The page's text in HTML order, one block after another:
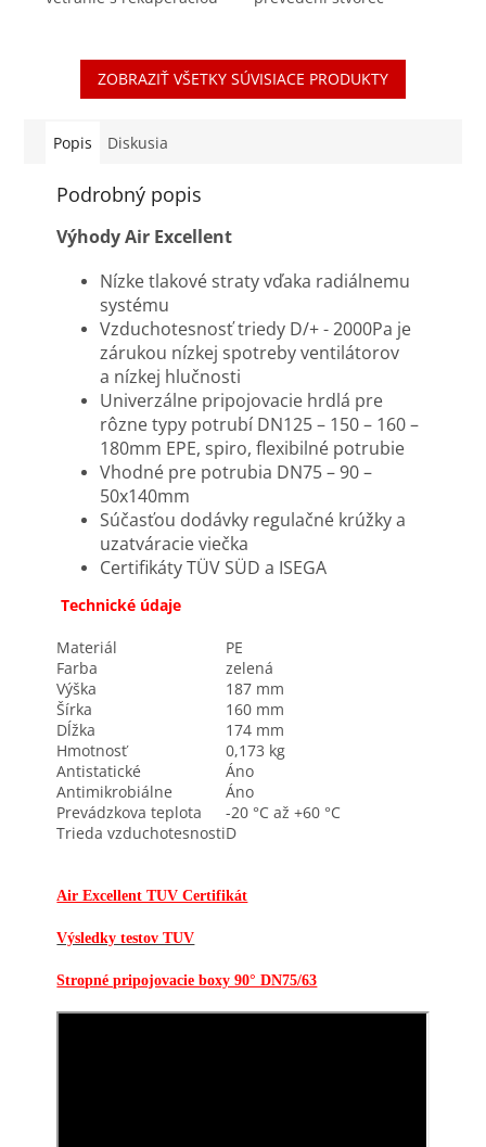
antimikrobiálne potrubie
s vonkajším priemerom...
Jednoduchá montáž do
potrubí DN125mm
osadených v strope alebo
ZOBRAZIŤ VŠETKY SÚVISIACE PRODUKTY
Popis Diskusia
Podrobný popis
Výhody Air Excellent
Nízke tlakové straty vďaka radiálnemu
systému
Vzduchotesnosť triedy D/+ - 2000Pa je
zárukou nízkej spotreby ventilátorov
a nízkej hlučnosti
Univerzálne pripojovacie hrdlá pre
rôzne typy potrubí DN125 – 150 – 160 –
180mm EPE, spiro, flexibilné potrubie
Vhodné pre potrubia DN75 – 90 –
50x140mm
Súčasťou dodávky regulačné krúžky a
uzatváracie viečka
Certifikáty TÜV SÜD a ISEGA
Technické údaje
Materiál
PE
Farba
zelená
Výška
187 mm
Šírka
160 mm
Dĺžka
174 mm
Hmotnosť
0,173 kg
Antistatické
Áno
Antimikrobiálne
Áno
Prevádzkova teplota
-20 °C až +60 °C
Trieda vzduchotesnostiD
Air Excellent TUV Certifikát
Výsledky testov TUV
Stropné pripojovacie boxy 90° DN75/63